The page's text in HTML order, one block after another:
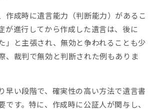
作成時に遺言能力（判断能力）があるこ
が進行してから作成した遺言は、後に
」と主張され、無効と争われることも少
、裁判で無効と判断された例もありま
早い段階で、確実性の高い方法で遺言書
です。特に、作成時に公証人が関与し、